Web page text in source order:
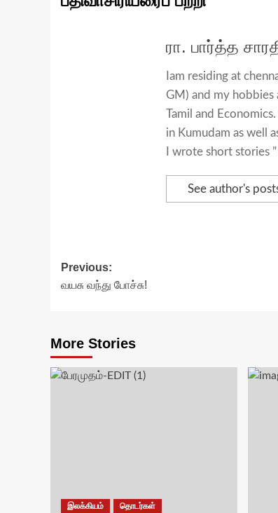
ரா. பார்த்த
Iam residing at
GM) and my hobbies
Tamil and
in Kumudam as well
I wrote short stories
See author's
Post
navigation
Previous:
வயசு வந்து போச்சு!
More Stories
இலக்கியம்
தொடர்கள்